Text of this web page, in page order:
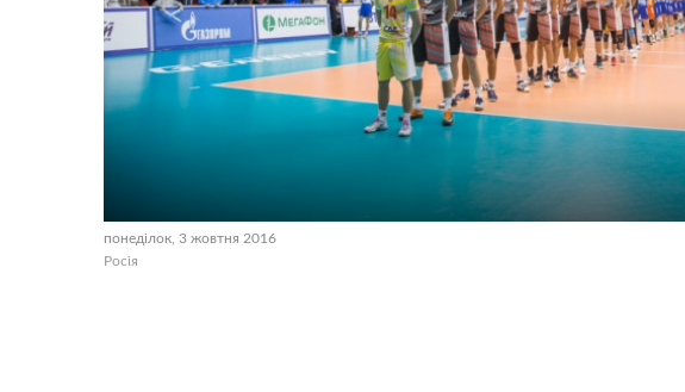
понеділок, 3 жовтня 2016
Росія